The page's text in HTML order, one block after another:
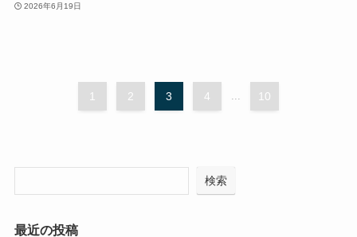
2026年6月19日
1 2 3 4 ... 10
検索
最近の投稿